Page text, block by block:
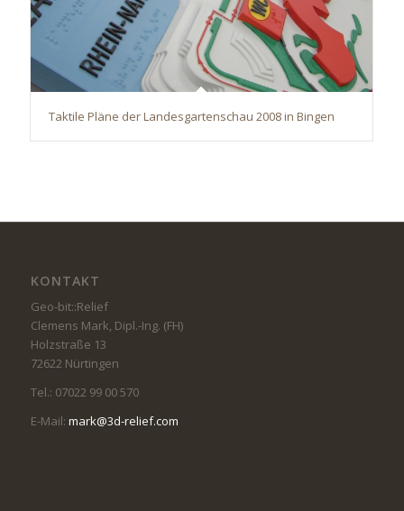
Taktile Pläne der Landesgartenschau 2008 in Bingen
KONTAKT
Geo-bit::Relief
Clemens Mark, Dipl.-Ing. (FH)
Holzstraße 13
72622 Nürtingen
Tel.: 07022 99 00 570
E-Mail: mark@3d-relief.com